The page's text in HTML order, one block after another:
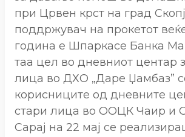
при Црвен крст на град
поддржувач на прокетот
година е Шпаркасе Банка
таа цел во дневниот центар
лица во ДХО „Даре Џамбаз”
корисниците од дневните
стари лица во ООЦК Чаир и
Сарај на 22 мај се